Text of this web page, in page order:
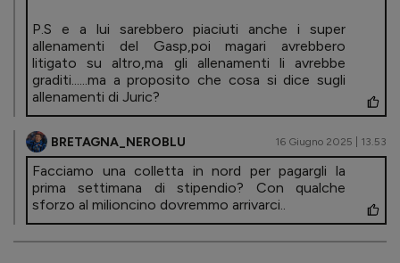
P.S e a lui sarebbero piaciuti anche i super
allenamenti del Gasp,poi magari avrebbero
litigato su altro,ma gli allenamenti li avrebbe
graditi......ma a proposito che cosa si dice sugli
allenamenti di Juric?
BRETAGNA_NEROBLU 16 Giugno 2025 | 13.53
Facciamo una colletta in nord per pagargli la
prima settimana di stipendio? Con qualche
sforzo al milioncino dovremmo arrivarci..